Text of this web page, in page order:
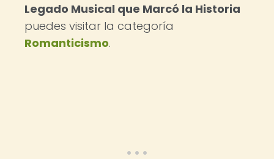
Legado Musical que Marcó la Historia
puedes visitar la categoría
Romanticismo.